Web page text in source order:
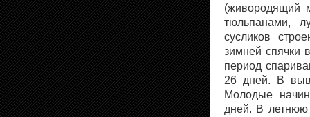
(живородящий
тюльпанами,
сусликов
зимней спячки
период
26 дней. В
Молодые
дней. В